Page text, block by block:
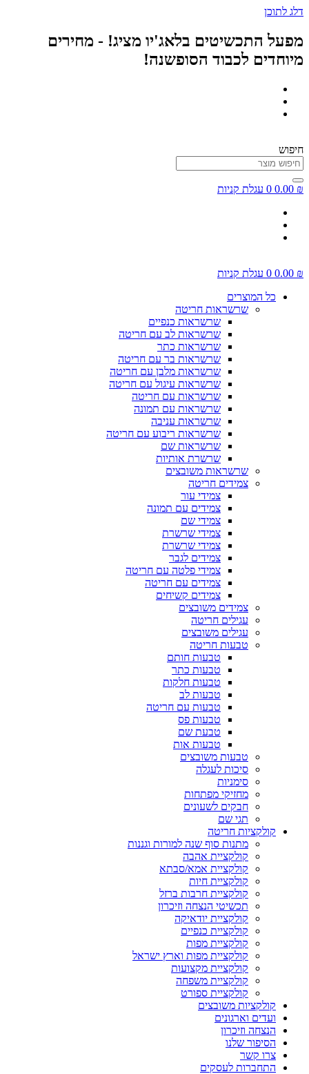
דלג לתוכן
מפעל התכשיטים בלאג'יו מציג! - מחירים
מיוחדים לכבוד הסופשנה!
חיפוש
0.00 ₪
0 עגלת קניות
0.00 ₪
0 עגלת קניות
כל המוצרים
שרשראות חריטה
שרשראות כנפיים
שרשראות לב עם חריטה
שרשראות כתר
שרשראות בר עם חריטה
שרשראות מלבן עם חריטה
שרשראות עיגול עם חריטה
שרשראות עם חריטה
שרשראות עם תמונה
שרשראות עניבה
שרשראות ריבוע עם חריטה
שרשראות שם
שרשרת אותיות
שרשראות משובצים
צמידים חריטה
צמידי עור
צמידים עם תמונה
צמידי שם
צמידי שרשרת
צמידי שרשרת
צמידים לגבר
צמידי פלטה עם חריטה
צמידים עם חריטה
צמידים קשיחים
צמידים משובצים
עגילים חריטה
עגילים משובצים
טבעות חריטה
טבעות חותם
טבעות כתר
טבעות חלקות
טבעות לב
טבעות עם חריטה
טבעות פס
טבעת שם
טבעות אות
טבעות משובצים
סיכות לעגלה
סימניות
מחזיקי מפתחות
חבקים לשעונים
תגי שם
קולקציות חריטה
מתנות סוף שנה למורות וגננות
קולקציית אהבה
קולקציית אמא/סבתא
קולקציית חיות
קולקציית חרבות ברזל
תכשיטי הנצחה וזיכרון
קולקציית יודאיקה
קולקציית כנפיים
קולקציית מפות
קולקציית מפות וארץ ישראל
קולקציית מקצועות
קולקציית משפחה
קולקציית ספורט
קולקציות משובצים
ועדים וארגונים
הנצחה וזיכרון
הסיפור שלנו
צרו קשר
התחברות לעסקים